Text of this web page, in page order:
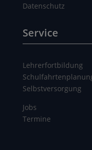
Datenschutz
Service
Lehrerfortbildung
Selbstversorgung
Jobs
Termine